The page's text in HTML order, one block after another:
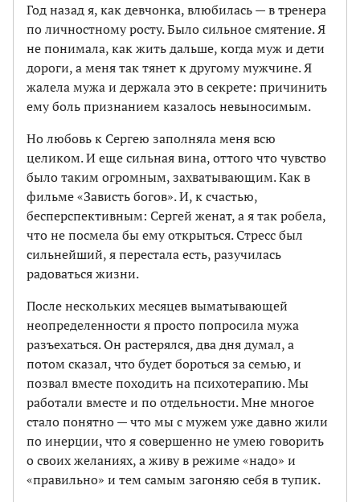
Год назад я, как девчонка, влюбилась — в тренера
по личностному росту. Было сильное смятение. Я
не понимала, как жить дальше, когда муж и дети
дороги, а меня так тянет к другому мужчине. Я
жалела мужа и держала это в секрете: причинить
ему боль признанием казалось невыносимым.
Но любовь к Сергею заполняла меня всю
целиком. И еще сильная вина, оттого что чувство
было таким огромным, захватывающим. Как в
фильме «Зависть богов». И, к счастью,
бесперспективным: Сергей женат, а я так робела,
что не посмела бы ему открыться. Стресс был
сильнейший, я перестала есть, разучилась
радоваться жизни.
После нескольких месяцев выматывающей
неопределенности я просто попросила мужа
разъехаться. Он растерялся, два дня думал, а
потом сказал, что будет бороться за семью, и
позвал вместе походить на психотерапию. Мы
работали вместе и по отдельности. Мне многое
стало понятно — что мы с мужем уже давно жили
по инерции, что я совершенно не умею говорить
о своих желаниях, а живу в режиме «надо» и
«правильно» и тем самым загоняю себя в тупик.